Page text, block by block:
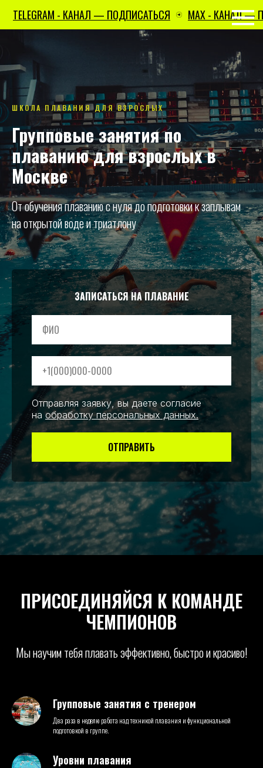
- КАНАЛ — ПОДПИСАТЬСЯ MAX - КАНАЛ —
ШКОЛА ПЛАВАНИЯ ДЛЯ ВЗРОСЛЫХ
Групповые занятия по
плаванию для взрослых в
Москве
От обучения плаванию с нуля до подготовки к заплывам
на открытой воде и триатлону
ЗАПИСАТЬСЯ НА ПЛАВАНИЕ
ФИО
+1(000)000-0000
Отправляя заявку, вы даете согласие
на обработку персональных данных.
ОТПРАВИТЬ
ПРИСОЕДИНЯЙСЯ К КОМАНДЕ
ЧЕМПИОНОВ
Мы научим тебя плавать эффективно, быстро и красиво!
Групповые занятия с тренером
Два раза в неделю работа над техникой плавания и функциональной
подготовкой в группе.
Уровни плавания